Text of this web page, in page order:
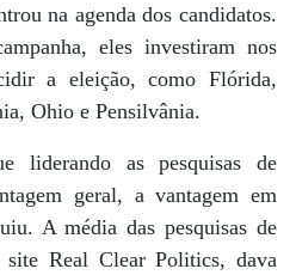
na agenda dos candidatos.
eles investiram nos
a eleição, como Flórida,
Ohio e Pensilvânia.
liderando as pesquisas de
geral, a vantagem em
A média das pesquisas de
Real Clear Politics, dava